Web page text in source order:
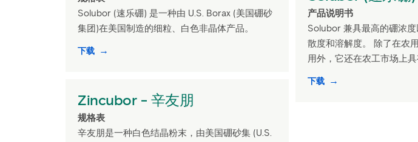
Solubor (速乐硼) 是一种由 U.S. Borax (美国硼砂
集团)在美国制造的细粒、白色非晶体产品。
下载
产品说明书
Solubor 兼具最高的硼浓
散度和溶解度。 除了在农
用外，它还在农工市场上具
下载
Zincubor - 辛友朋
规格表
辛友朋是一种白色结晶粉末，由美国硼砂集 (U.S.